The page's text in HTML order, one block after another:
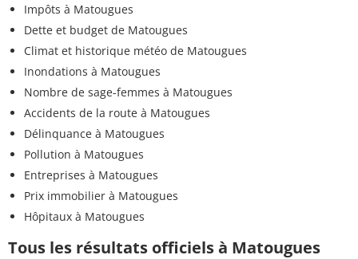
Impôts à Matougues
Dette et budget de Matougues
Climat et historique météo de Matougues
Inondations à Matougues
Nombre de sage-femmes à Matougues
Accidents de la route à Matougues
Délinquance à Matougues
Pollution à Matougues
Entreprises à Matougues
Prix immobilier à Matougues
Hôpitaux à Matougues
Tous les résultats officiels à Matougues